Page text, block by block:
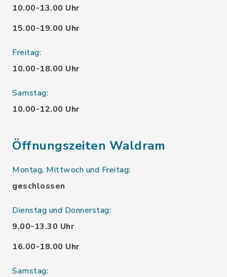
10.00-13.00 Uhr
15.00-19.00 Uhr
Freitag:
10.00-18.00 Uhr
Samstag:
10.00-12.00 Uhr
Öffnungszeiten Waldram
Montag, Mittwoch und Freitag:
geschlossen
Dienstag und Donnerstag:
9.00-13.30 Uhr
16.00-18.00 Uhr
Samstag: